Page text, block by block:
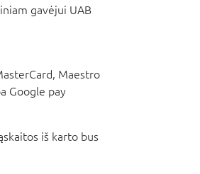
gavėjui UAB
Maestro
Google pay
iš karto bus